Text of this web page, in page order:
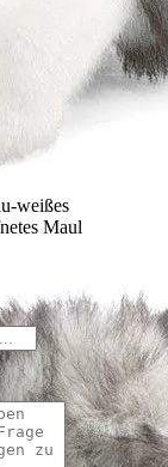
weißes
Maul